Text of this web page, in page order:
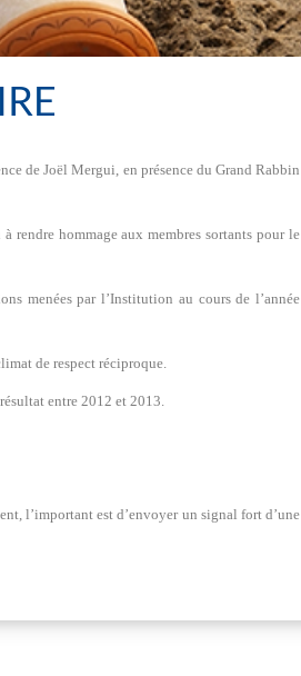
de Joël Mergui, en présence du Grand Rabbin
rendre hommage aux membres sortants pour le
menées par l’Institution au cours de l’année
de respect réciproque.
entre 2012 et 2013.
l’important est d’envoyer un signal fort d’une